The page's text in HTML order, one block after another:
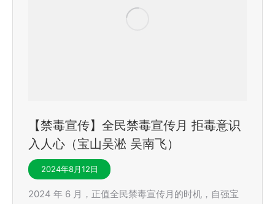
【禁毒宣传】全民禁毒宣传月 拒毒意识
入人心（宝山吴淞 吴南飞）
2024年8月12日
2024 年 6 月，正值全民禁毒宣传月的时机，自强宝